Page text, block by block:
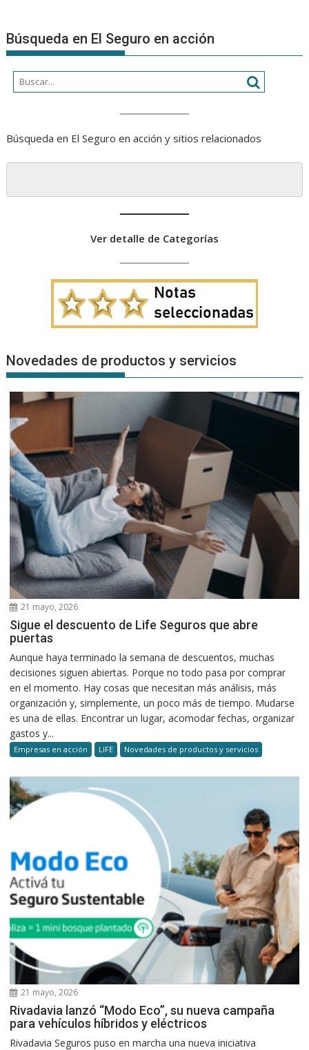
Búsqueda en El Seguro en acción
Búsqueda en El Seguro en acción y sitios relacionados
Ver detalle de Categorías
Novedades de productos y servicios
21 mayo, 2026
Sigue el descuento de Life Seguros que abre
puertas
Aunque haya terminado la semana de descuentos, muchas
decisiones siguen abiertas. Porque no todo pasa por comprar
en el momento. Hay cosas que necesitan más análisis, más
organización y, simplemente, un poco más de tiempo. Mudarse
es una de ellas. Encontrar un lugar, acomodar fechas, organizar
gastos y...
Empresas en acción LIFE Novedades de productos y servicios
21 mayo, 2026
Rivadavia lanzó “Modo Eco”, su nueva campaña
para vehículos híbridos y eléctricos
Rivadavia Seguros puso en marcha una nueva iniciativa